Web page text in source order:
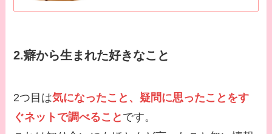
2.癖から生まれた好きなこと
2つ目は気になったこと、疑問に思ったことをす
ぐネットで調べること です。